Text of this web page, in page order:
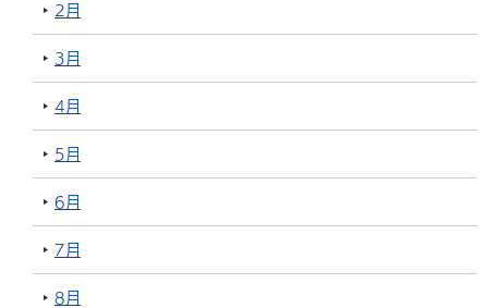
2月
3月
4月
5月
6月
7月
8月